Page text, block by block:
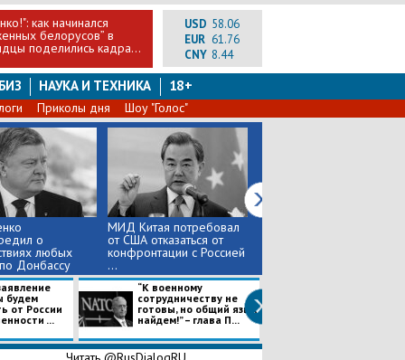
как начинался
белорусов” в
поделились кадра...
USD 58.06
EUR 61.76
CNY 8.44
НАУКА И ТЕХНИКА 18+
Приколы дня Шоу "Голос"
о
любых
Донбассу
МИД Китая потребовал
от США отказаться от
конфронтации с Россией
...
будем
от России
...
“К военному
сотрудничеству не
готовы, но общий язык
найдем!” – глава П...